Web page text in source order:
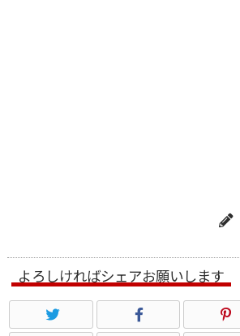
よろしければシェアお願いします